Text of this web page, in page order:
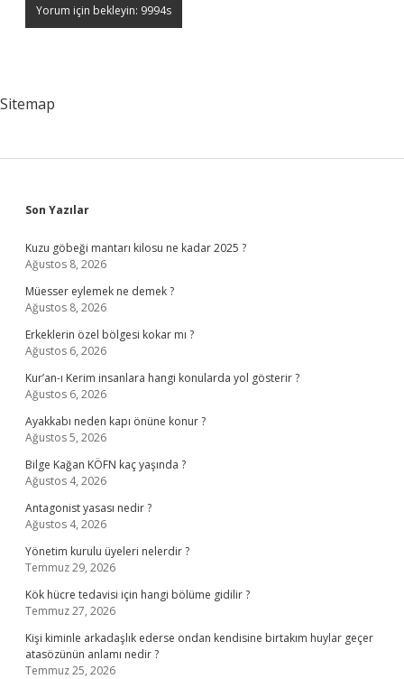
Sitemap
Sidebar
Son Yazılar
Kuzu göbeği mantarı kilosu ne kadar 2025 ?
Ağustos 8, 2026
Müesser eylemek ne demek ?
Ağustos 8, 2026
Erkeklerin özel bölgesi kokar mı ?
Ağustos 6, 2026
Kur’an-ı Kerim insanlara hangi konularda yol gösterir ?
Ağustos 6, 2026
Ayakkabı neden kapı önüne konur ?
Ağustos 5, 2026
Bilge Kağan KÖFN kaç yaşında ?
Ağustos 4, 2026
Antagonist yasası nedir ?
Ağustos 4, 2026
Yönetim kurulu üyeleri nelerdir ?
Temmuz 29, 2026
Kök hücre tedavisi için hangi bölüme gidilir ?
Temmuz 27, 2026
Kişi kiminle arkadaşlık ederse ondan kendisine birtakım huylar geçer
atasözünün anlamı nedir ?
Temmuz 25, 2026